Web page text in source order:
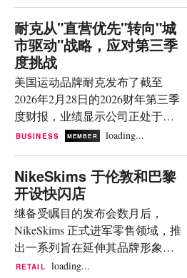
Emery、Ousmane Dembélé 和
Michael Olise 等已然成为时尚风向
标的球员们，将成为万众瞩目的
焦点。 同日，由 Jacquemus 构
思、法国队装备赞助商...
揭秘了该项目。该项目将从秋季
开始作为 Dropcity 的永久组成部
分向公众开放。该实验室为设计
师提供包括机械臂和热成型机在
内的尖端技术，以探索“空气”作为
设计元素在产品开发中的应用。
为庆祝开幕，同期举办的展览展
出了约 100 件此前未曾公开的原
型和材料样本，生动呈现了 Nike
Air 科技的演变历程。 Nike 米兰
“Air Lab” 图片来源：Nike Nike 米
兰“Air Lab” 图片来源：Nike 卓越
设计工作室副总裁 Golnaz Armin
解释道：“Nike 一直拥有一种实验
性的、注重实践的...
耐克从"直营优先"转向"城
市驱动"战略，应对第三季
度挑战
美国运动品牌耐克发布了截至
2026年2月28日的2026财年第三季
度财报，业绩显示公司正处于战
略调整期。本季度营收达113亿美
平；按固定汇率计算，营收下降
3%。 财报发布之际，这家总部位
于俄勒冈州比弗顿的集团正持续
推进"Win Now"计划——一系列旨
在改善市场健康度的纠偏措施。
耐克总裁兼首席执行官Elliott Hill
表示，公司正有意清理经典鞋款
BUSINESS MEMBER loading...
NikeSkims 于伦敦和巴黎
开设快闪店
继备受瞩目的发布会数月后，
NikeSkims 正式进军零售领域，推
出一系列旨在延伸其品牌形象的
快闪体验。 该品牌首个临时空间
RETAIL loading...